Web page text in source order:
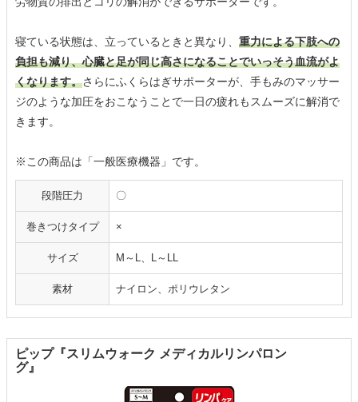
寝ている状態は、立っているときと異なり、 重力による下肢への
負担も減り、心臓と足が同じ高さになることでいっそう血流がよ
くなります。さらにふくらはぎサポーターが、手もみのマッサー
ジのような加圧をおこなうことで一日の疲れもスムーズに解消で
きます。
※この商品は「一般医療機器」です。
段階圧力 〇
巻きつけタイプ ×
サイズ M～L、L～LL
素材 ナイロン、ポリウレタン
ピップ『スリムウォーク メディカルリンパロン
グ』